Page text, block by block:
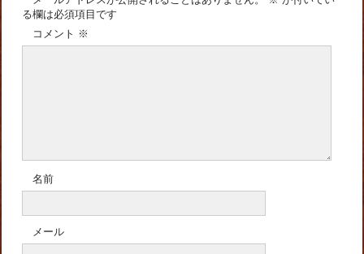
る欄は必須項目です
コメント ※
名前
メール